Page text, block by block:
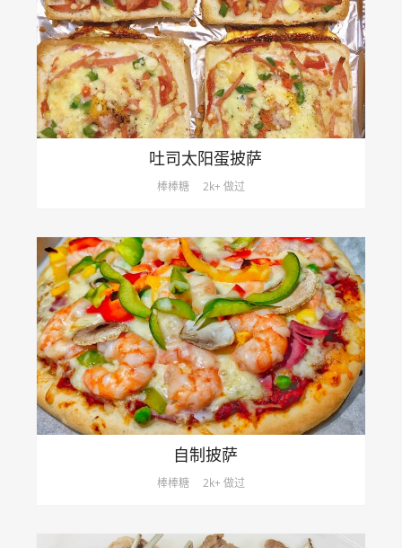
吐司太阳蛋披萨
棒棒糖 2k+ 做过
自制披萨
棒棒糖 2k+ 做过